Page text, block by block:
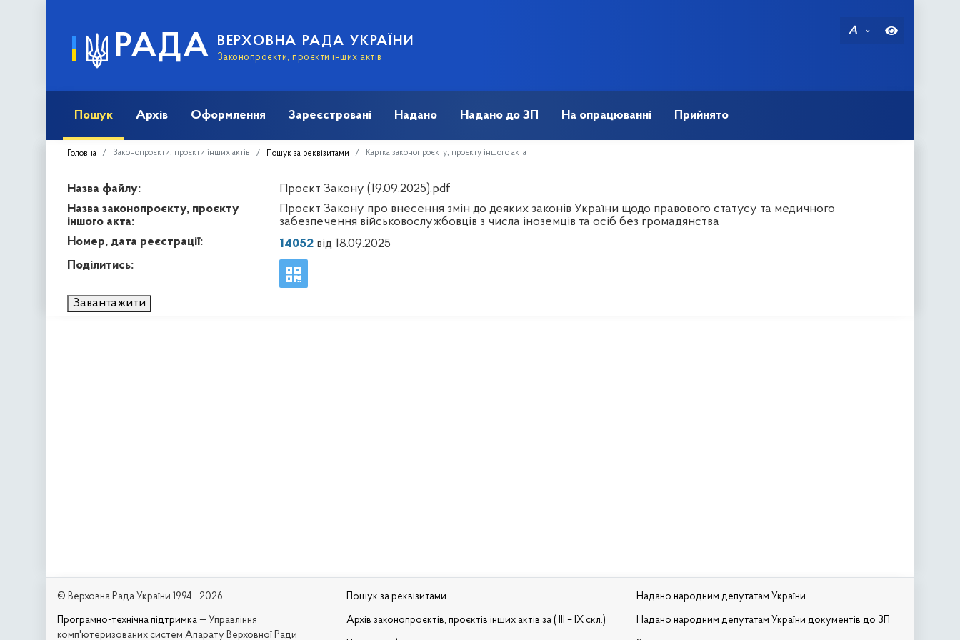
РАДА ВЕРХОВНА РАДА УКРАЇНИ
Законопроєкти, проєкти інших актів
A
Пошук Архів Оформлення Зареєстровані Надано Надано до ЗП На опрацюванні Прийнято
Головна Законопроєкти, проєкти інших актів Пошук за реквізитами Картка законопроєкту, проєкту іншого акта
Назва файлу:
Проєкт Закону (19.09.2025).pdf
Назва законопроєкту, проєкту
іншого акта:
Проєкт Закону про внесення змін до деяких законів України щодо правового статусу та медичного
забезпечення військовослужбовців з числа іноземців та осіб без громадянства
Номер, дата реєстрації:
14052від 18.09.2025
Поділитись:
Завантажити
© Верховна Рада України 1994—2026
Програмно-технічна підтримка — Управління
комп'ютеризованих систем Апарату Верховної Ради
Пошук за реквізитами
Архів законопроєктів, проєктів інших актів за ( III – IX скл.)
Надано народним депутатам України
Надано народним депутатам України документів до ЗП